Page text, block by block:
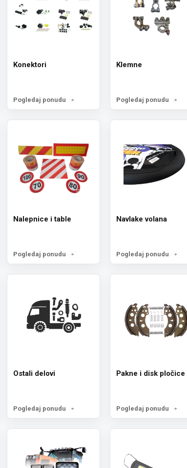
Konektori
Pogledaj ponudu
Klemne
Pogledaj ponudu
Nalepnice i table
Pogledaj ponudu
Navlake volana
Pogledaj ponudu
Ostali delovi
Pogledaj ponudu
Pakne i disk pločice
Pogledaj ponudu